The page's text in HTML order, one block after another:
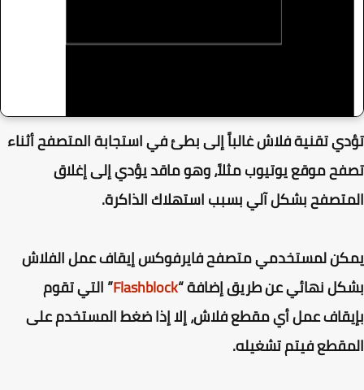
تقنية فلاش غالباً إلى بطئ في استجابة المتصفح أثناء
موقع يوتيوب مثلاً، وهو ماقد يؤدي إلى إغلاق
بشكل آلي بسبب استهلاك الذاكرة.
لمستخدمي متصفح فايرفوكس إيقاف عمل الفلاش
نهائي عن طريق إضافة “Flashblock” التي تقوم
عمل أي مقطع فلاش، إلا إذا ضغط المستخدم على
فيتم تشغيله.